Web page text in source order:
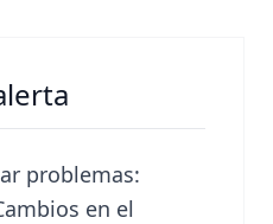
problemas:
en el